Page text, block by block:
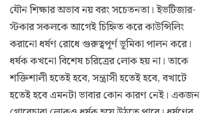
যৌন শিক্ষার অভাব নয় বরং সচেতনতা। ইভটিজার-
স্টকার সকলকে আগেই চিহ্নিত করে কাউন্সিলিং
করানো ধর্ষণ রোধে গুরুত্বপূর্ণ ভূমিকা পালন করে।
ধর্ষক কখনো বিশেষ চরিত্রের লোক হয় না। তাকে
শক্তিশালী হতেই হবে, সন্ত্রাসী হতেই হবে, বখাটে
হতেই হবে এমনটা ভাবার কোন কারণ নেই। একজন